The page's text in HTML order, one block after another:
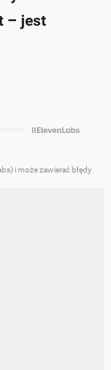
– jest
i może zawierać błędy